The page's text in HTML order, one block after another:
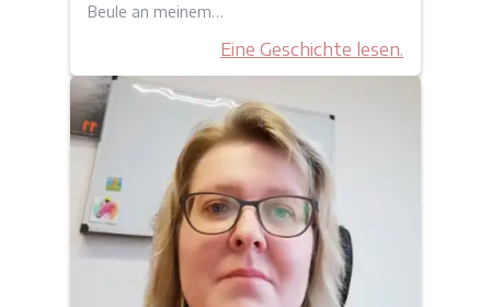
Beule an meinem…
Eine Geschichte lesen.